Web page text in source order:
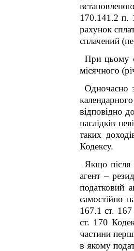
170.141 .2 п.
рахунок
сплачений
При цьому
місячного
Одночасно
відповідно
наслідків
таких
Кодексу.
Якщо після
агент –
податковий
самостійно
167.1 ст. 167
ст. 170
частини
в якому